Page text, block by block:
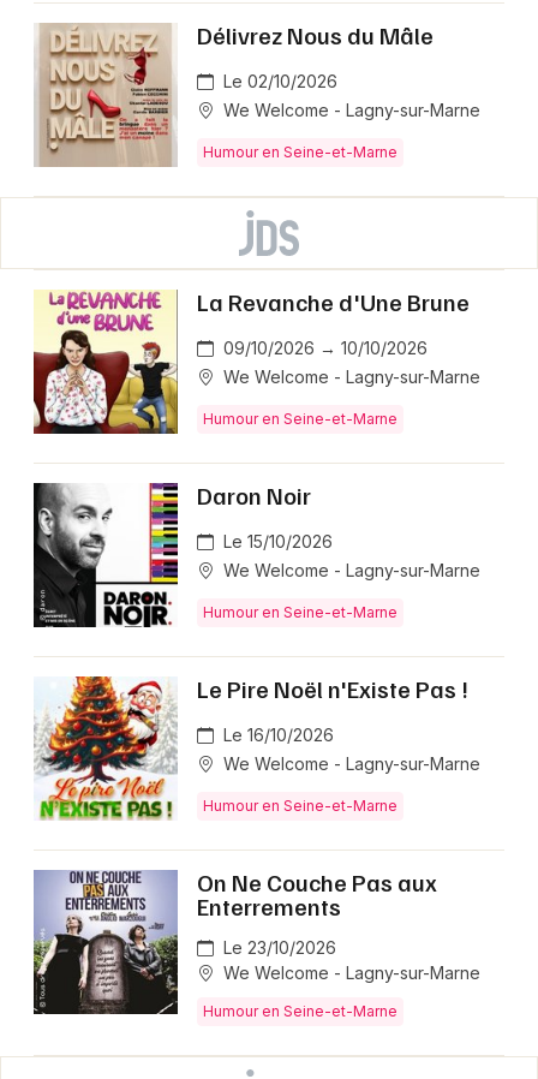
Délivrez Nous du Mâle
Le 02/10/2026
We Welcome - Lagny-sur-Marne
Humour en Seine-et-Marne
La Revanche d'Une Brune
09/10/2026 → 10/10/2026
We Welcome - Lagny-sur-Marne
Humour en Seine-et-Marne
Daron Noir
Le 15/10/2026
We Welcome - Lagny-sur-Marne
Humour en Seine-et-Marne
Le Pire Noël n'Existe Pas !
Le 16/10/2026
We Welcome - Lagny-sur-Marne
Humour en Seine-et-Marne
On Ne Couche Pas aux
Enterrements
Le 23/10/2026
We Welcome - Lagny-sur-Marne
Humour en Seine-et-Marne